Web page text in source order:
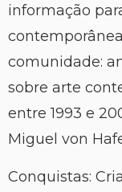
informação
comunidade:
sobre arte
entre 1993 e
Miguel von
Conquistas: